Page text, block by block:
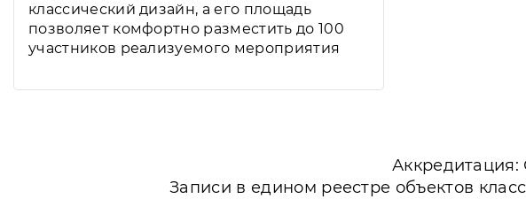
классический дизайн, а его площадь
позволяет комфортно разместить до 100
участников реализуемого мероприятия
Записи в едином реестре объектов